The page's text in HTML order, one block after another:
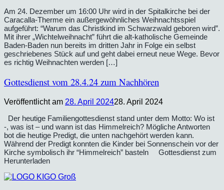
Am 24. Dezember um 16:00 Uhr wird in der Spitalkirche bei der
Caracalla-Therme ein außergewöhnliches Weihnachtsspiel
aufgeführt: “Warum das Christkind im Schwarzwald geboren wird”.
Mit ihrer „Wichtelweihnacht” führt die alt-katholische Gemeinde
Baden-Baden nun bereits im dritten Jahr in Folge ein selbst
geschriebenes Stück auf und geht dabei erneut neue Wege. Bevor
es richtig Weihnachten werden […]
Gottesdienst vom 28.4.24 zum Nachhören
Veröffentlicht am 28. April 202428. April 2024
Der heutige Familiengottesdienst stand unter dem Motto: Wo ist
-, was ist – und wann ist das Himmelreich? Mögliche Antworten
bot die heutige Predigt, die unten nachgehört werden kann.
Während der Predigt konnten die Kinder bei Sonnenschein vor der
Kirche symbolisch ihr “Himmelreich” basteln Gottesdienst zum
Herunterladen